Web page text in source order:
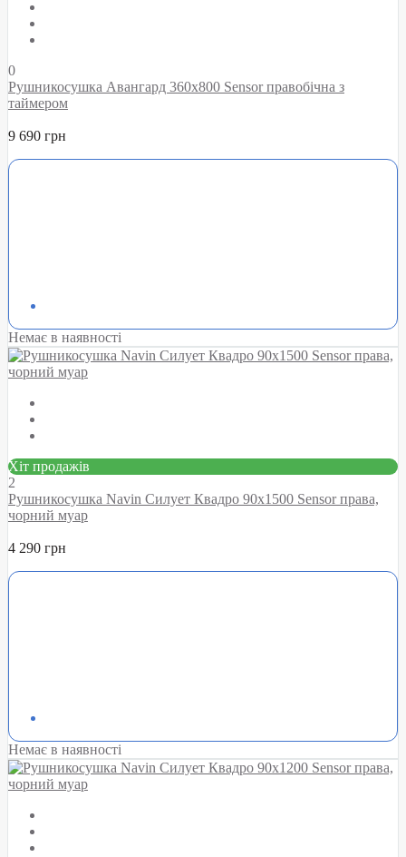
0
Рушникосушка Авангард 360х800 Sensor правобічна з
таймером
9 690 грн
Немає в наявності
Хіт продажів
2
Рушникосушка Navin Силует Квадро 90х1500 Sensor права,
чорний муар
4 290 грн
Немає в наявності